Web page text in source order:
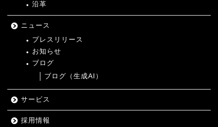
沿革
ニュース
プレスリリース
お知らせ
ブログ
ブログ（生成AI）
サービス
採用情報